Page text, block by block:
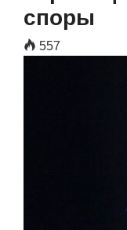
споры
557